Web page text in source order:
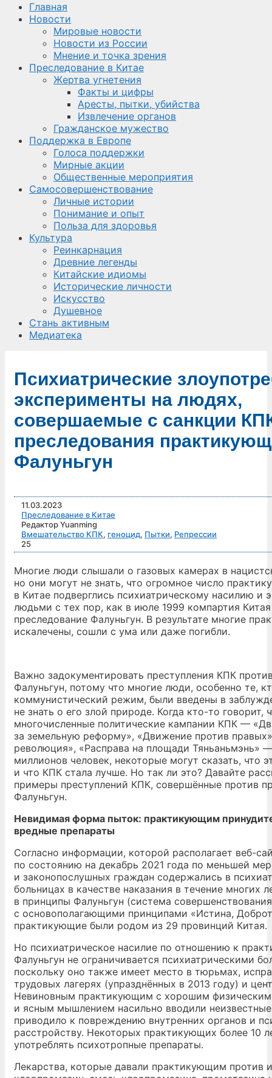
Главная
Новости
Мировые новости
Новости из России
Мнение и точка зрения
Преследование в Китае
Жертва угнетения
Факты и цифры
Аресты, пытки, убийства
Извлечение органов
Гражданское мужество
Поддержка в Европе
Голоса поддержки
Мирные акции
Общественные мероприятия
Самосовершенствование
Личные истории
Понимание и опыт
Польза для здоровья
Культура
Реинкарнация
Древние легенды
Китайские идиомы
Исторические личности
Искусство
Душевное
Стань активным
Медиатека
Психиатрические
эксперименты на людях,
совершаемые с санкции
преследования
Фалуньгун
11.03.2023
Преследование в Китае
Редактор Yuanming
Вмешательство КПК, геноцид, Пытки, Репрессии
25
Многие люди слышали о газовых камерах в
но они могут не знать, что огромное число
в Китае подверглись психиатрическому насилию и
людьми с тех пор, как в июле 1999 компартия
преследование Фалуньгун. В результате многие
искалечены, сошли с ума или даже погибли.
Важно задокументировать преступления КПК
Фалуньгун, потому что многие люди, особенно те,
коммунистический режим, были введены в
не знать о его злой природе. Когда кто-то говорит,
многочисленные политические кампании КПК —
за земельную реформу», «Движение против
революция», «Расправа на площади Тяньаньмэнь»
миллионов человек, некоторые могут сказать, что
и что КПК стала лучше. Но так ли это? Давайте
примеры преступлений КПК, совершённые против
Фалуньгун.
Невидимая форма пыток: практикующим
вредные препараты
Согласно информации, которой располагает веб-
по состоянию на декабрь 2021 года по меньшей
и законопослушных граждан содержались в
больницах в качестве наказания в течение многих
в принципы Фалуньгун (система совершенствования
с основополагающими принципами «Истина,
практикующие были родом из 29 провинций Китая.
Но психиатрическое насилие по отношению к
Фалуньгун не ограничивается психиатрическими
поскольку оно также имеет место в тюрьмах,
трудовых лагерях (упразднённых в 2013 году) и
Невиновным практикующим с хорошим
и ясным мышлением насильно вводили
приводило к повреждению внутренних органов и
расстройству. Некоторых практикующих более 10
употреблять психотропные препараты.
Лекарства, которые давали практикующим против